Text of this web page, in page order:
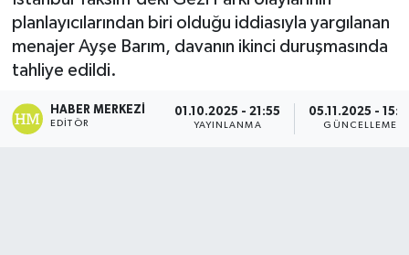
planlayıcılarından biri olduğu iddiasıyla yargılanan
menajer Ayşe Barım, davanın ikinci duruşmasında
tahliye edildi.
HABER MERKEZI
EDITÖR
01.10.2025 - 21:55
YAYINLANMA
05.11.2025 -
GÜNCELLEME